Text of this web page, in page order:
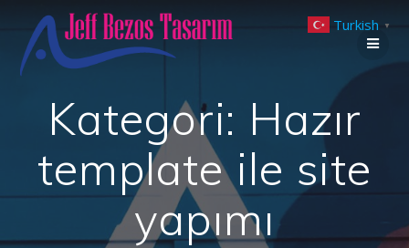
to
Kategori: Hazır
template ile site
yapımı
Turkish ▼